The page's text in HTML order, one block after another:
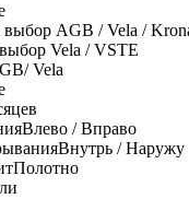
AGB / Vela /
Vela / VSTE
Vela
Влево / Вправо
Внутрь / Наружу
Полотно